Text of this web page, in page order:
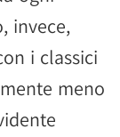
invece,
i classici
meno